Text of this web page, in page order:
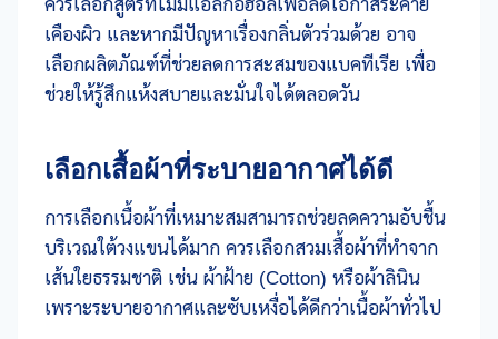
ควรเลือกสูตรที่ไม่มีแอลกอฮอล์เพื่อลดโอกาสระคาย
เคืองผิว และหากมีปัญหาเรื่องกลิ่นตัวร่วมด้วย อาจ
เลือกผลิตภัณฑ์ที่ช่วยลดการสะสมของแบคทีเรีย เพื่อ
ช่วยให้รู้สึกแห้งสบายและมั่นใจได้ตลอดวัน
เลือกเสื้อผ้าที่ระบายอากาศได้ดี
การเลือกเนื้อผ้าที่เหมาะสมสามารถช่วยลดความอับชื้น
บริเวณใต้วงแขนได้มาก ควรเลือกสวมเสื้อผ้าที่ทำจาก
เส้นใยธรรมชาติ เช่น ผ้าฝ้าย (Cotton) หรือผ้าลินิน
เพราะระบายอากาศและซับเหงื่อได้ดีกว่าเนื้อผ้าทั่วไป